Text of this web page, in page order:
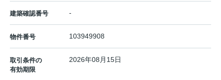
建築確認番号 -
物件番号 103949908
取引条件の
有効期限
2026年08月15日